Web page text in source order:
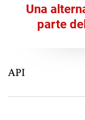
Una
parte
API